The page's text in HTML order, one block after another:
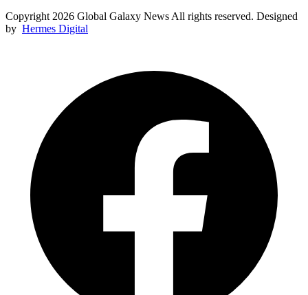
Copyright 2026 Global Galaxy News All rights reserved. Designed
by Hermes Digital